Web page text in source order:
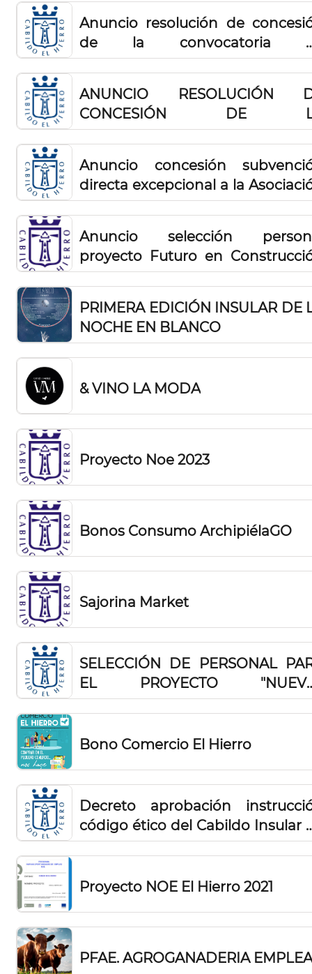
Anuncio resolución de
de la convocatoria
subvenciones para
consolidación y mantenimiento
actividades económicas en la
de El Hierro 2024 - IV
ANUNCIO RESOLUCIÓN
CONCESIÓN DE
CONVOCATORIA
CONSOLIDACIÓN
MANTENIMIENTO
ACTIVIDADES ECONÓMICAS EN
ISLA DE EL HIERRO 2024 – II
Anuncio concesión
directa excepcional a la
de la Pequeña y Mediana
HIERRO) 2025
Anuncio selección
proyecto Futuro en
El Hierro 2024
PRIMERA EDICIÓN INSULAR DE
NOCHE EN BLANCO
& VINO LA MODA
Proyecto Noe 2023
Bonos Consumo ArchipiélaGO
Sajorina Market
SELECCIÓN DE PERSONAL
EL PROYECTO
OPORTUNIDADES DE EMPLEO
Bono Comercio El Hierro
Decreto aprobación
código ético del Cabildo Insular
El Hierro
Proyecto NOE El Hierro 2021
PFAE. AGROGANADERIA EMPLEA